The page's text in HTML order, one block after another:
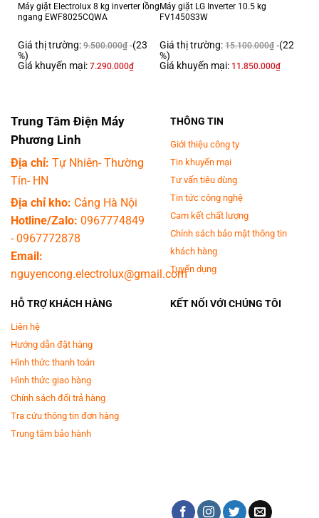
Máy giặt Electrolux 8 kg inverter lồng
ngang EWF8025CQWA
Giá thị trường: 9.500.000₫ (23
%)
Giá khuyến mại: 7.290.000₫
Máy giặt LG Inverter 10.5 kg
FV1450S3W
Giá thị trường: 15.100.000₫ (22
%)
Giá khuyến mại: 11.850.000₫
Trung Tâm Điện Máy
Phương Linh
Địa chỉ: Tự Nhiên- Thường
Tín- HN
Địa chỉ kho: Cảng Hà Nội
Hotline/Zalo: 0967774849
-0967772878
Email:
nguyencong.electrolux@gmail.com
THÔNG TIN
Giới thiệu công ty
Tin khuyến mại
Tư vấn tiêu dùng
Tin tức công nghệ
Cam kết chất lượng
Chính sách bảo mật thông tin
khách hàng
Tuyển dụng
HỖ TRỢ KHÁCH HÀNG
Liên hệ
Hướng dẫn đặt hàng
Hình thức thanh toán
Hình thức giao hàng
Chính sách đổi trả hàng
Tra cứu thông tin đơn hàng
Trung tâm bảo hành
KẾT NỐI VỚI CHÚNG TÔI